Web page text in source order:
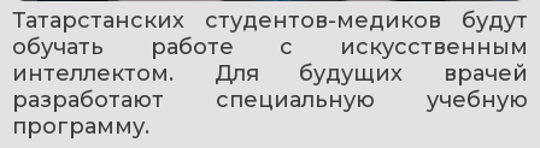
Татарстанских студентов-медиков будут
обучать работе с искусственным
интеллектом. Для будущих врачей
разработают специальную учебную
программу.